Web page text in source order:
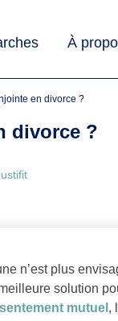
À
en divorce ?
divorce ?
n’est plus
solution
mutuel ,